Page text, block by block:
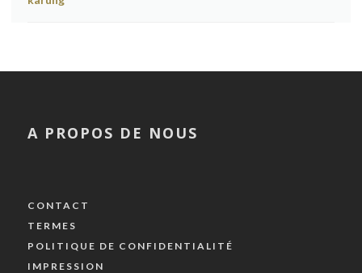
A PROPOS DE NOUS
CONTACT
TERMES
POLITIQUE DE CONFIDENTIALITÉ
IMPRESSION